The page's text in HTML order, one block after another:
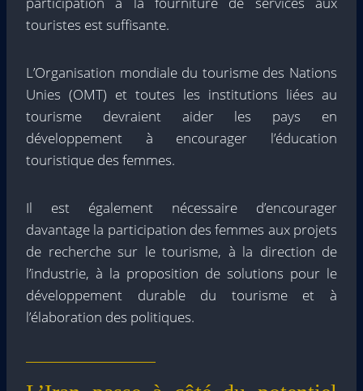
touristes est suffisante.
L’Organisation mondiale du tourisme des Nations
Unies (OMT) et toutes les institutions liées au
tourisme devraient aider les pays en
développement à encourager l’éducation
touristique des femmes.
Il est également nécessaire d’encourager
davantage la participation des femmes aux projets
de recherche sur le tourisme, à la direction de
l’industrie, à la proposition de solutions pour le
développement durable du tourisme et à
l’élaboration des politiques.